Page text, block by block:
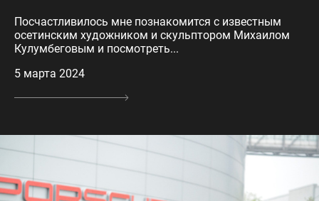
Посчастливилось мне познакомится с известным
осетинским художником и скульптором Михаилом
Кулумбеговым и посмотреть...
5 марта 2024